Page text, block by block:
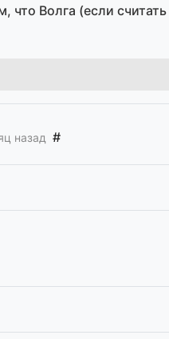
Волга (если
назад #